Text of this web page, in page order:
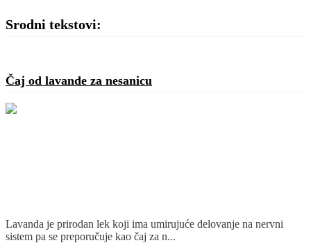
Srodni tekstovi:
Čaj od lavande za nesanicu
Lavanda je prirodan lek koji ima umirujuće delovanje na nervni
sistem pa se preporučuje kao čaj za n...